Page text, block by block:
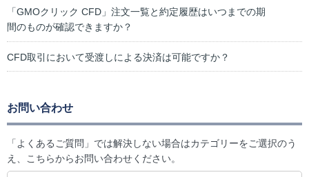
「GMOクリック CFD」注文一覧と約定履歴はいつまでの期
間のものが確認できますか？
CFD取引において受渡しによる決済は可能ですか？
お問い合わせ
「よくあるご質問」では解決しない場合はカテゴリーをご選択のう
え、こちらからお問い合わせください。